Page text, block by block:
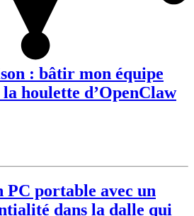
: bâtir mon équipe
houlette d’OpenClaw
PC portable avec un
dans la dalle qui